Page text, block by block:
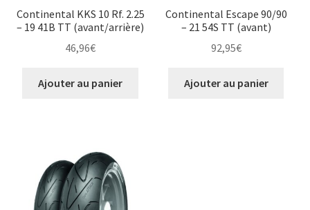
Continental KKS 10 Rf. 2.25
– 19 41B TT (avant/arrière)
46,96€
Ajouter au panier
Continental Escape 90/90
– 21 54S TT (avant)
92,95€
Ajouter au panier